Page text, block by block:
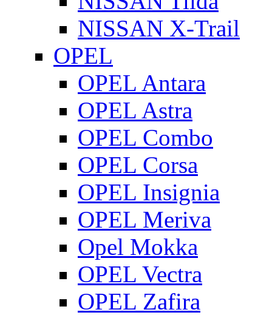
NISSAN X-Trail
OPEL
OPEL Antara
OPEL Astra
OPEL Combo
OPEL Corsa
OPEL Insignia
OPEL Meriva
Opel Mokka
OPEL Vectra
OPEL Zafira